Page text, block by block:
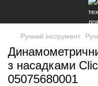
Ручний інструмент
з насадками
05075680001